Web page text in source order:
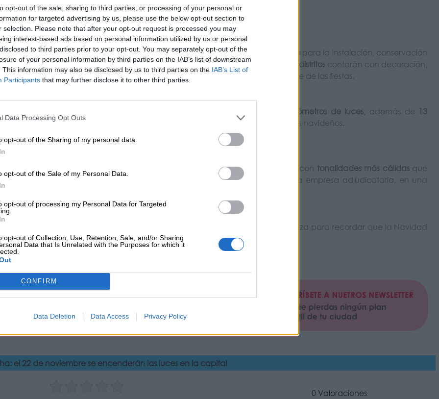
opt-out of the sale, sharing to third parties, or processing of your personal or
for targeted advertising by us, please use the below opt-out section to
selection. Please note that after your opt-out request is processed you may
interest-based ads based on personal information utilized by us or personal
to third parties prior to your opt-out. You may separately opt-out of the
of your personal information by third parties on the IAB’s list of downstream
This information may also be disclosed by us to third parties on the IAB’s List of
Participants that may further disclose it to other third parties.
Data Processing Opt Outs
opt-out of the Sharing of my personal data.
opt-out of the Sale of my Personal Data.
opt-out of processing my Personal Data for Targeted
opt-out of Collection, Use, Retention, Sale, and/or Sharing
Data that Is Unrelated with the Purposes for which it
CONFIRM
Data Deletion Data Access Privacy Policy
Video Navidad 2024 - Peque Plan Madrid
lugares iluminados en los 21 distritos
de Gobierno de Madridha aprobado un contrato decinco millones de eurospara la instalación, conservación
del alumbrado navideño. En total,más de 240 emplazamientos 21 distritos contarán con decoración,
la expansión de los últimos años para que toda la ciudad viva el ambiente de las fiestas.
157 kilómetros de luces, además de 13
abetosy otros motivos tradicionales que llenarán plazas y avenidas de destellos navideños.
eficiente y ambiente acogedor
13 millones de bombillas LED de alta eficiencia energética , con tonalidades más cálidasque
una atmósfera cercana y familiar. El consumo eléctrico será asumido por la empresa adjudicataria, en una
por el
, Madrid volverá a brillar con fuerza para recordar que la Navidad
en el calendario, sino en la ilusión compartida.
el 22 de noviembre se encenderán las luces en la capital
0 Valoraciones